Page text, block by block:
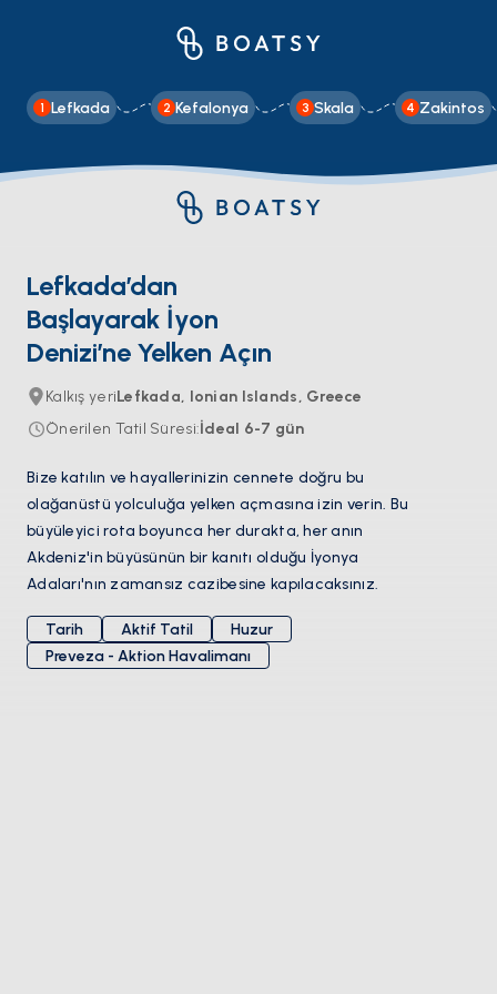
1 Lefkada 2 Kefalonya 3 Skala 4 Zakintos
Lefkada’dan
Başlayarak İyon
Denizi’ne Yelken Açın
Kalkış yeriLefkada, Ionian Islands, Greece
Önerilen Tatil Süresi:İdeal 6-7 gün
Bize katılın ve hayallerinizin cennete doğru bu
olağanüstü yolculuğa yelken açmasına izin verin. Bu
büyüleyici rota boyunca her durakta, her anın
Akdeniz'in büyüsünün bir kanıtı olduğu İyonya
Adaları'nın zamansız cazibesine kapılacaksınız.
Tarih Aktif Tatil
Huzur
Preveza - Aktion Havalimanı